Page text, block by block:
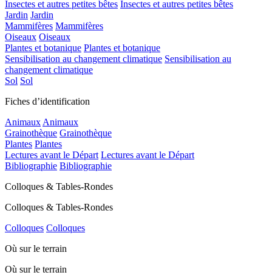
Insectes et autres petites bêtes Insectes et autres petites bêtes
Jardin Jardin
Mammifères Mammifères
Oiseaux Oiseaux
Plantes et botanique Plantes et botanique
Sensibilisation au changement climatique Sensibilisation au
changement climatique
Sol Sol
Fiches d’identification
Animaux Animaux
Grainothèque Grainothèque
Plantes Plantes
Lectures avant le Départ Lectures avant le Départ
Bibliographie Bibliographie
Colloques & Tables-Rondes
Colloques & Tables-Rondes
Colloques Colloques
Où sur le terrain
Où sur le terrain